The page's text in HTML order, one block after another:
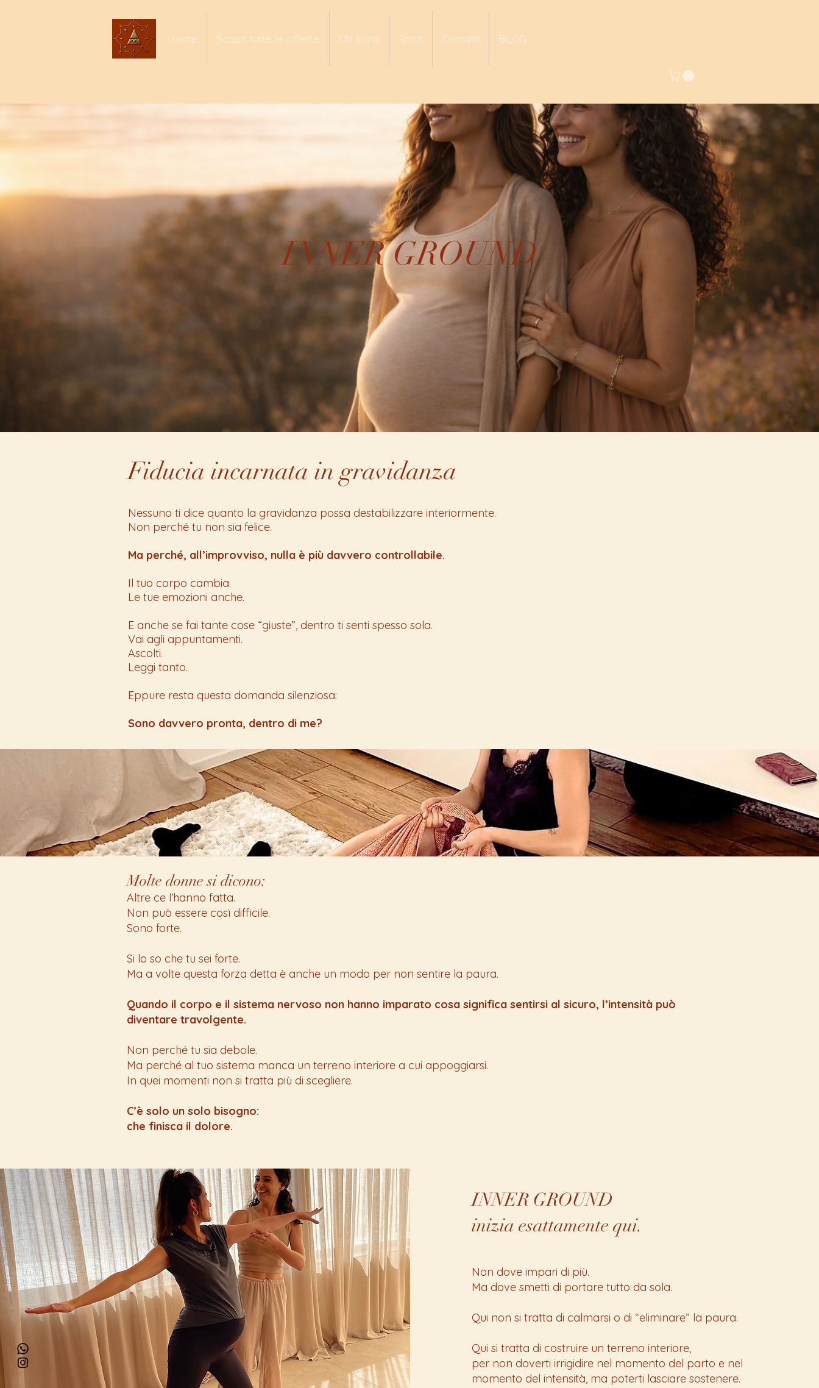
Home Scopri tutte le offerte Chi sono Shop Contatti BLOG
INNER GROUND
Fiducia incarnata in gravidanza
Nessuno ti dice quanto la gravidanza possa destabilizzare interiormente.
Non perché tu non sia felice.
Ma perché, all’improvviso, nulla è più davvero controllabile.
Il tuo corpo cambia.
Le tue emozioni anche.
E anche se fai tante cose “giuste”, dentro ti senti spesso sola.
Vai agli appuntamenti.
Ascolti.
Leggi tanto.
Eppure resta questa domanda silenziosa:
Sono davvero pronta, dentro di me?
Molte donne si dicono:
Altre ce l’hanno fatta.
Non può essere così difficile.
Sono forte.
Si lo so che tu sei forte.
Ma a volte questa forza detta è anche un modo per non sentire la paura.
Quando il corpo e il sistema nervoso non hanno imparato cosa significa sentirsi al sicuro, l’intensità può
diventare travolgente.
Non perché tu sia debole.
Ma perché al tuo sistema manca un terreno interiore a cui appoggiarsi.
In quei momenti non si tratta più di scegliere.
C’è solo un solo bisogno:
che finisca il dolore.
INNER GROUND
inizia esattamente qui.
Non dove impari di più.
Ma dove smetti di portare tutto da sola.
Qui non si tratta di calmarsi o di “eliminare” la paura.
Qui si tratta di costruire un terreno interiore,
per non doverti irrigidire nel momento del parto e nel
momento del intensità, ma poterti lasciare sostenere.